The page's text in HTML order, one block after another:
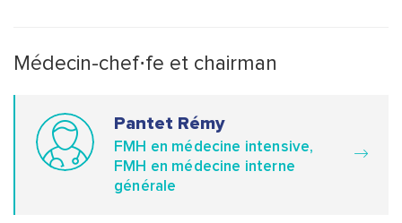
Médecin-chef⋅fe et chairman
Pantet Rémy
FMH en médecine intensive,
FMH en médecine interne
générale